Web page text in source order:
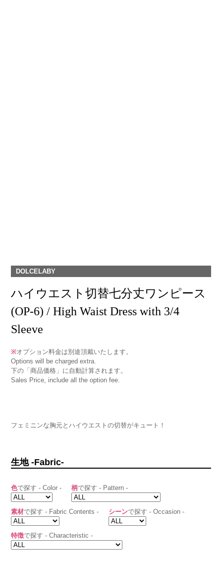
DOLCELABY
ハイウエスト切替七分丈ワンピース
(OP-6) / High Waist Dress with 3/4
Sleeve
※オプション料金は別途頂戴いたします。
Options will be charged extra.
下の「商品価格」に自動計算されます。
Sales Price, include all the option fee.
フェミニンな胸元とハイウエストの切替がキュート！
生地 -Fabric-
色で探す - Color - 柄で探す - Pattern -
素材で探す - Fabric Contents - シーンで探す - Occasion -
特徴で探す - Characteristic -